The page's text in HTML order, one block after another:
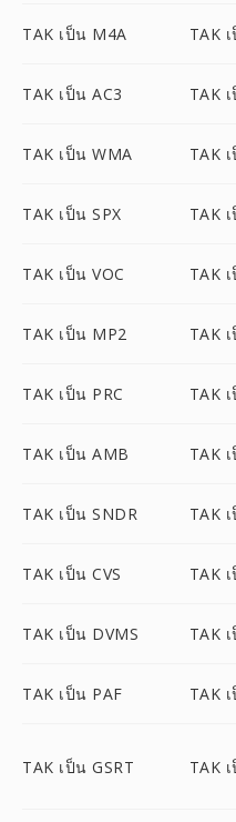
TAK เป็น M4A TAK
TAK เป็น AC3 TAK
TAK เป็น WMA TAK
TAK เป็น SPX TAK
TAK เป็น VOC TAK
TAK เป็น MP2 TAK
TAK เป็น PRC TAK
TAK เป็น AMB TAK
TAK เป็น SNDR TAK
TAK เป็น CVS TAK
TAK เป็น DVMS TAK
TAK เป็น PAF TAK
TAK เป็น GSRT TAK